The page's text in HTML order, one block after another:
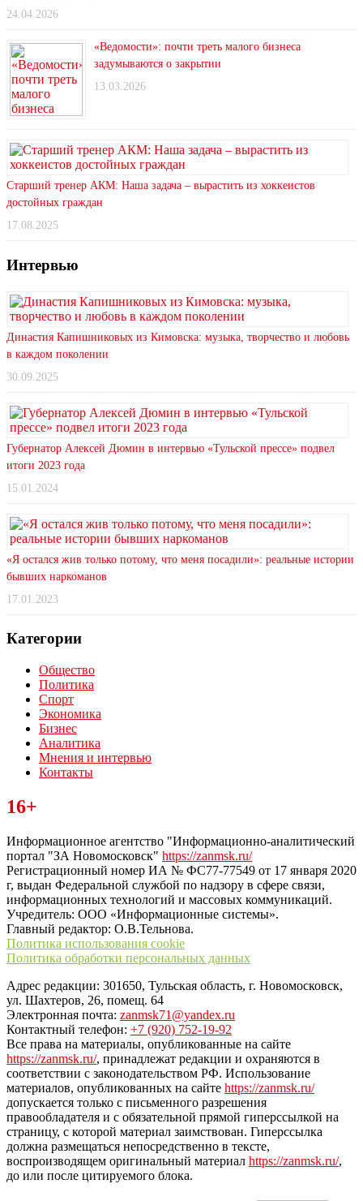
24.04.2026
«Ведомости»: почти треть малого бизнеса
задумываются о закрытии
13.03.2026
Старший тренер АКМ: Наша задача – вырастить из хоккеистов
достойных граждан
17.08.2025
Интервью
Династия Капишниковых из Кимовска: музыка, творчество и любовь
в каждом поколении
30.09.2025
Губернатор Алексей Дюмин в интервью «Тульской прессе» подвел
итоги 2023 года
15.01.2024
«Я остался жив только потому, что меня посадили»: реальные истории
бывших наркоманов
17.01.2023
Категории
Общество
Политика
Спорт
Экономика
Бизнес
Аналитика
Мнения и интервью
Контакты
Читайте последние новости дня в Тульской области на сайте
“ЗаНовомосковск”
16+
Информационное агентство "Информационно-аналитический
портал "ЗА Новомосковск" https://zanmsk.ru/
Регистрационный номер ИА № ФС77-77549 от 17 января 2020
г, выдан Федеральной службой по надзору в сфере связи,
информационных технологий и массовых коммуникаций.
Учредитель: ООО «Информационные системы».
Главный редактор: О.В.Тельнова.
Политика использования cookie
Политика обработки персональных данных
Адрес редакции: 301650, Тульская область, г. Новомосковск,
ул. Шахтеров, 26, помещ. 64
Электронная почта: zanmsk71@yandex.ru
Контактный телефон: +7 (920) 752-19-92
Все права на материалы, опубликованные на сайте
https://zanmsk.ru/, принадлежат редакции и охраняются в
соответствии с законодательством РФ. Использование
материалов, опубликованных на сайте https://zanmsk.ru/
допускается только с письменного разрешения
правообладателя и с обязательной прямой гиперссылкой на
страницу, с которой материал заимствован. Гиперссылка
должна размещаться непосредственно в тексте,
воспроизводящем оригинальный материал https://zanmsk.ru/,
до или после цитируемого блока.